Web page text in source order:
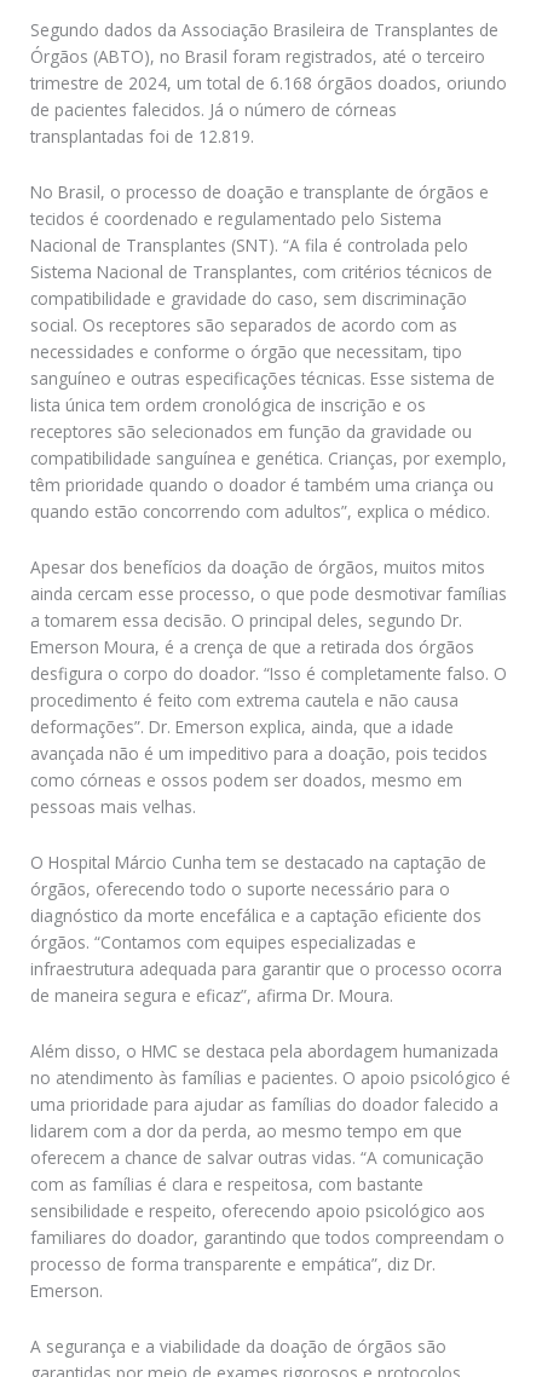
Segundo dados da Associação Brasileira de Transplantes de
Órgãos (ABTO), no Brasil foram registrados, até o terceiro
trimestre de 2024, um total de 6.168 órgãos doados, oriundo
de pacientes falecidos. Já o número de córneas
transplantadas foi de 12.819.
No Brasil, o processo de doação e transplante de órgãos e
tecidos é coordenado e regulamentado pelo Sistema
Nacional de Transplantes (SNT). “A fila é controlada pelo
Sistema Nacional de Transplantes, com critérios técnicos de
compatibilidade e gravidade do caso, sem discriminação
social. Os receptores são separados de acordo com as
necessidades e conforme o órgão que necessitam, tipo
sanguíneo e outras especificações técnicas. Esse sistema de
lista única tem ordem cronológica de inscrição e os
receptores são selecionados em função da gravidade ou
compatibilidade sanguínea e genética. Crianças, por exemplo,
têm prioridade quando o doador é também uma criança ou
quando estão concorrendo com adultos”, explica o médico.
Apesar dos benefícios da doação de órgãos, muitos mitos
ainda cercam esse processo, o que pode desmotivar famílias
a tomarem essa decisão. O principal deles, segundo Dr.
Emerson Moura, é a crença de que a retirada dos órgãos
desfigura o corpo do doador. “Isso é completamente falso. O
procedimento é feito com extrema cautela e não causa
deformações”. Dr. Emerson explica, ainda, que a idade
avançada não é um impeditivo para a doação, pois tecidos
como córneas e ossos podem ser doados, mesmo em
pessoas mais velhas.
O Hospital Márcio Cunha tem se destacado na captação de
órgãos, oferecendo todo o suporte necessário para o
diagnóstico da morte encefálica e a captação eficiente dos
órgãos. “Contamos com equipes especializadas e
infraestrutura adequada para garantir que o processo ocorra
de maneira segura e eficaz”, afirma Dr. Moura.
Além disso, o HMC se destaca pela abordagem humanizada
no atendimento às famílias e pacientes. O apoio psicológico é
uma prioridade para ajudar as famílias do doador falecido a
lidarem com a dor da perda, ao mesmo tempo em que
oferecem a chance de salvar outras vidas. “A comunicação
com as famílias é clara e respeitosa, com bastante
sensibilidade e respeito, oferecendo apoio psicológico aos
familiares do doador, garantindo que todos compreendam o
processo de forma transparente e empática”, diz Dr.
Emerson.
A segurança e a viabilidade da doação de órgãos são
garantidas por meio de exames rigorosos e protocolos